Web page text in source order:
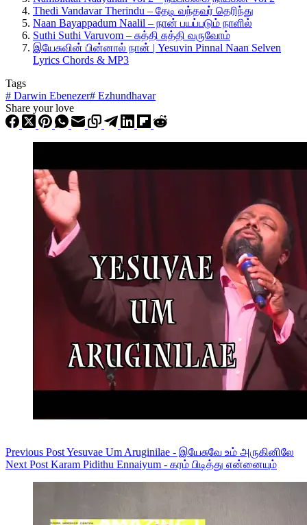
Thedi Vandavar Therindu – தேடி வந்தவர் தெரிந்து
Naan Bayappadum Naalil – நான் பயப்படும் நாளில்
Suthi Suthi Varuvom – சுத்தி சுத்தி வருவோம்
இயேசுவின் பின்னால் நான் | Yesuvin Pinnal Naan Selven
Lyrics Chords & MP3
Tags
# Darwin Ebenezer# Ezhundhavar
Share your love
Previous PostYesuvae Um Aruginilae - இயேசுவே உம் அருகினிலே
Next Post Karam Pidithu Ennaiyum - கரம் பிடித்து என்னையும்